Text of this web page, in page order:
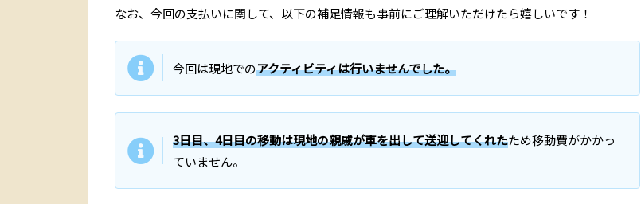
なお、今回の支払いに関して、以下の補足情報も事前にご理解いただけたら嬉しいです！
今回は現地でのアクティビティは行いませんでした。
3日目、4日目の移動は現地の親戚が車を出して送迎してくれたため移動費がかかっ
ていません。